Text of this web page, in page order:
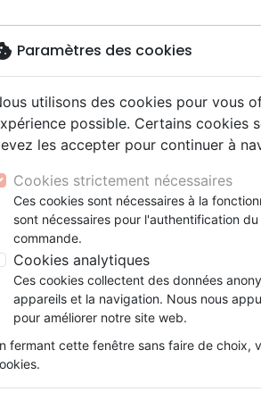
Nouveautés
courant
Bibles
Bibles
société, politique
adoration, louange
santé
couple
jeunes
jeunesse
méditations jeunesse
CD
hop
Noël,
Rock
vraies, témoignages
reportages
cadeaux Jeux
Ancien et le nouveau (L')
L'ancien et le
Référence
Description Détails
De façon très
un des aspects de la
On y trouve l’étude
Paramètres des cookies
utilisons des cookies pour vous
possible. Certains cookies
les accepter pour continuer à
Cookies strictement nécessaires
Ces cookies sont nécessaires à la
sont nécessaires pour l'authentification
commande.
Cookies analytiques
Ces cookies collectent des données
appareils et la navigation. Nous nous
pour améliorer notre site web.
fermant cette fenêtre sans faire de choix,